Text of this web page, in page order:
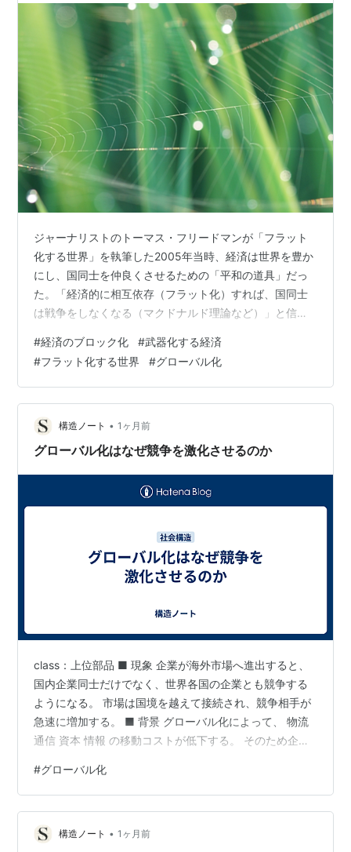
ジャーナリストのトーマス・フリードマンが「フラット
化する世界」を執筆した2005年当時、経済は世界を豊か
にし、国同士を仲良くさせるための「平和の道具」だっ
た。「経済的に相互依存（フラット化）すれば、国同士
は戦争をしなくなる（マクドナルド理論など）」と信じ
ひとつが日本だった。 フラット化する世界 経済の大転換
と人間の未来〔普及版〕（合本） (日本経済新聞出版) 作
者:トーマス・フリードマン 日経BP Amazon しかし今、
私たちの目の前にある現実はその真逆だ。特定の国がサ
プライチェーンの独占的な地位（例えば半導体の材料や
レアアース、安価な製造能…
#経済のブロック化 #武器化する経済
#フラット化する世界 #グローバル化
構造ノート • 1ヶ月前
グローバル化はなぜ競争を激化させるのか
class：上位部品 ■ 現象 企業が海外市場へ進出すると、
国内企業同士だけでなく、世界各国の企業とも競争する
ようになる。 市場は国境を越えて接続され、競争相手が
急速に増加する。 ■ 背景 グローバル化によって、 物流
通信 資本 情報 の移動コストが低下する。 そのため企業
を比較できるようになる。 【構造】 グローバル化が競争
を激化させるのは、市場規模が拡大するからだけではな
い。 競争相手が世界規模へ拡大するためである。 市場で
は、 市場開放 ↓ 企業参入 ↓ 競争増加 ↓ 価格・品質競争
#グローバル化
構造ノート • 1ヶ月前